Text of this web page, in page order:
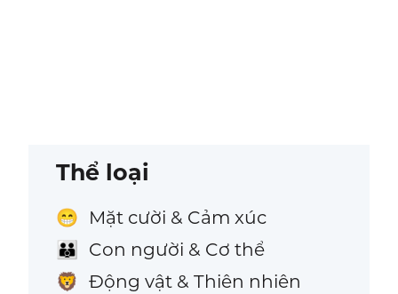
Thể loại
😁 Mặt cười & Cảm xúc
👪 Con người & Cơ thể
🦁 Động vật & Thiên nhiên